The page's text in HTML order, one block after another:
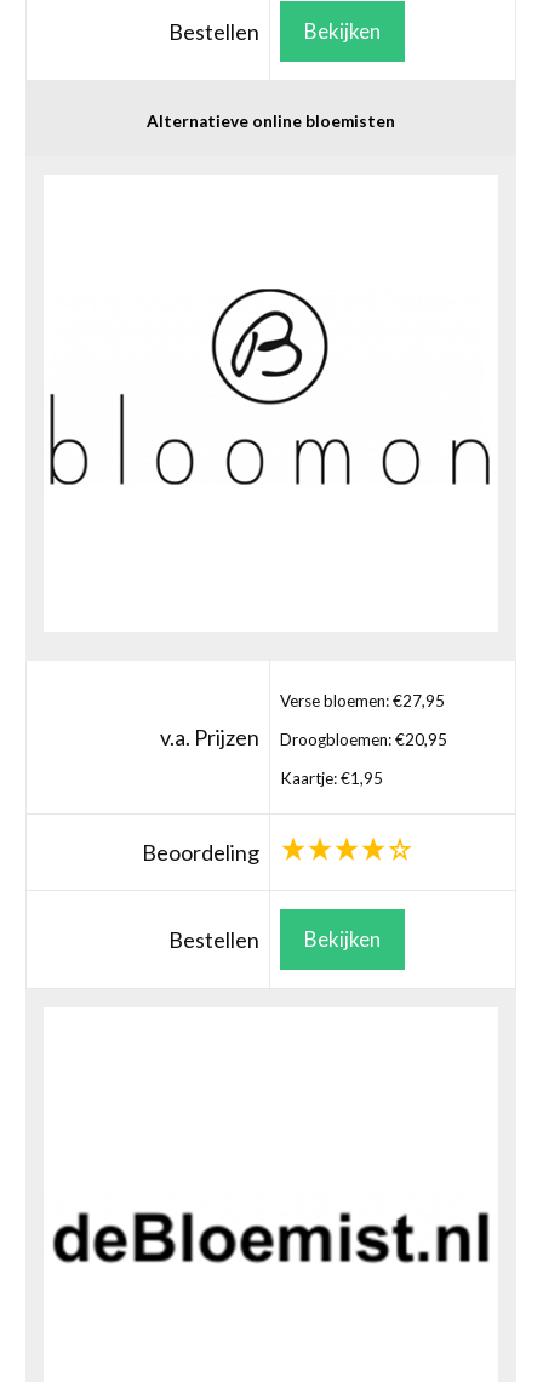
Bestellen Bekijken
Alternatieve online bloemisten
v.a. Prijzen
Verse bloemen: €27,95
Droogbloemen: €20,95
Kaartje: €1,95
Beoordeling
Bestellen Bekijken